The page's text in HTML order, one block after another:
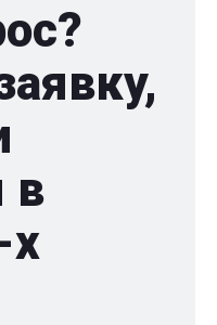
в
x